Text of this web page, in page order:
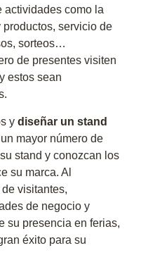
actividades como la
servicio de
sorteos…
de presentes visiten
estos sean
y diseñar un stand
mayor número de
stand y conozcan los
su marca. Al
visitantes,
de negocio y
su presencia en ferias,
éxito para su